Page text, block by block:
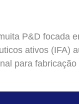
P&D focada
ativos (IFA)
para